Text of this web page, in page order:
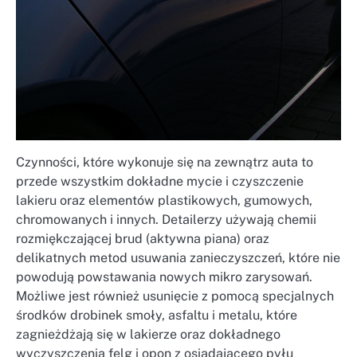
Czynności, które wykonuje się na zewnątrz auta to
przede wszystkim dokładne mycie i czyszczenie
lakieru oraz elementów plastikowych, gumowych,
chromowanych i innych. Detailerzy używają chemii
rozmiękczającej brud (aktywna piana) oraz
delikatnych metod usuwania zanieczyszczeń, które nie
powodują powstawania nowych mikro zarysowań.
Możliwe jest również usunięcie z pomocą specjalnych
środków drobinek smoły, asfaltu i metalu, które
zagnieżdżają się w lakierze oraz dokładnego
wyczyszczenia felg i opon z osiadającego pyłu